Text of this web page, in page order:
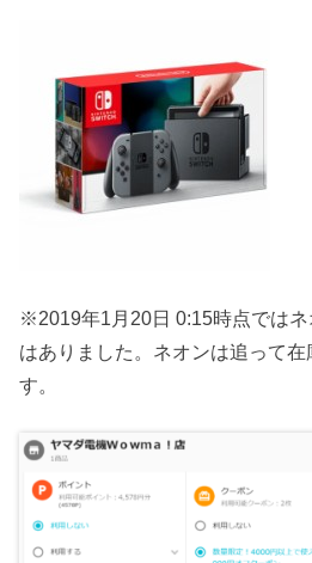
※2019年1月20日 0:15時点では
はありました。ネオンは追って在
す。